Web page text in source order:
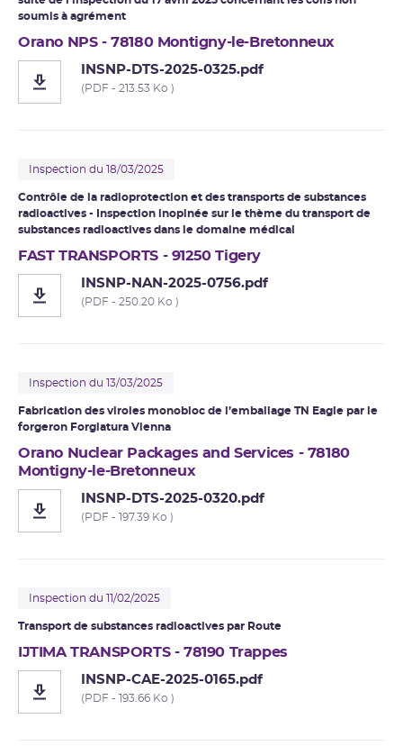
soumis à agrément
Orano NPS - 78180 Montigny-le-Bretonneux
INSNP-DTS-2025-0325.pdf
(PDF - 213.53 Ko )
Inspection du 18/03/2025
Contrôle de la radioprotection et des transports de substances
radioactives - Inspection inopinée sur le thème du transport de
substances radioactives dans le domaine médical
FAST TRANSPORTS - 91250 Tigery
INSNP-NAN-2025-0756.pdf
(PDF - 250.20 Ko )
Inspection du 13/03/2025
Fabrication des viroles monobloc de l’emballage TN Eagle par le
forgeron Forgiatura Vienna
Orano Nuclear Packages and Services - 78180
Montigny-le-Bretonneux
INSNP-DTS-2025-0320.pdf
(PDF - 197.39 Ko )
Inspection du 11/02/2025
Transport de substances radioactives par Route
IJTIMA TRANSPORTS - 78190 Trappes
INSNP-CAE-2025-0165.pdf
(PDF - 193.66 Ko )